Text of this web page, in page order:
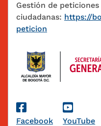
Gestión de peticiones
ciudadanas: https://
peticion
Redes Sociales
Facebook YouTube